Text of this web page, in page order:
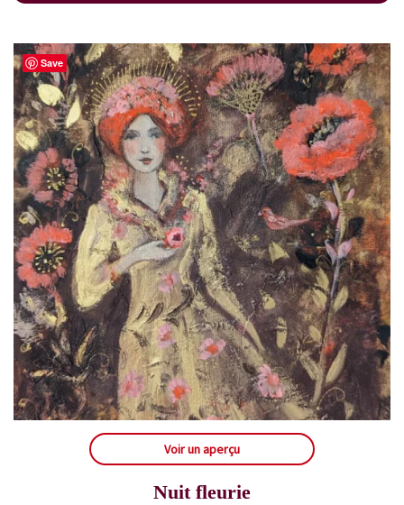
Save
Voir un aperçu
Nuit fleurie